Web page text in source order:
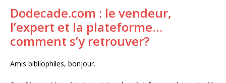
Dodecade.com : le vendeur,
l’expert et la plateforme…
comment s’y retrouver?
Amis bibliophiles, bonjour.